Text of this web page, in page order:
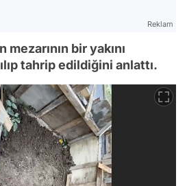
Reklam
bir yakını
tahrip edildiğini anlattı.